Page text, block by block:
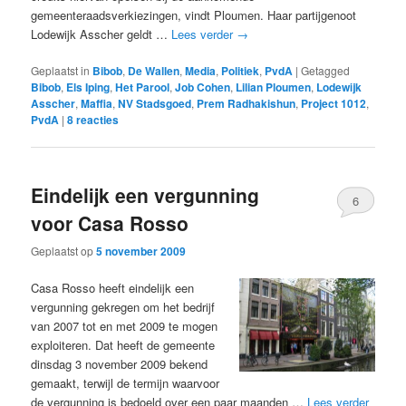
gemeenteraadsverkiezingen, vindt Ploumen. Haar partijgenoot
Lodewijk Asscher geldt … Lees verder →
Geplaatst in Bibob, De Wallen,Media, Politiek, PvdA |Getagged
Bibob, Els Iping,Het Parool,Job Cohen, Lilian Ploumen, Lodewijk
Asscher,Maffia,NV Stadsgoed, Prem Radhakishun, Project 1012,
PvdA |8reacties
Eindelijk een vergunning
voor Casa Rosso
Geplaatst op5 november 2009
6
Casa Rosso heeft eindelijk een
vergunning gekregen om het bedrijf
van 2007 tot en met 2009 te mogen
exploiteren. Dat heeft de gemeente
dinsdag 3 november 2009 bekend
gemaakt, terwijl de termijn waarvoor
de vergunning is bedoeld over een paar maanden … Lees verder